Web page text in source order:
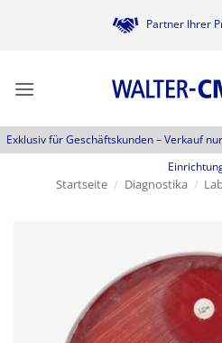
Partner Ihrer
Exklusiv für Geschäftskunden –Verkauf
Startseite / Diagnostika /